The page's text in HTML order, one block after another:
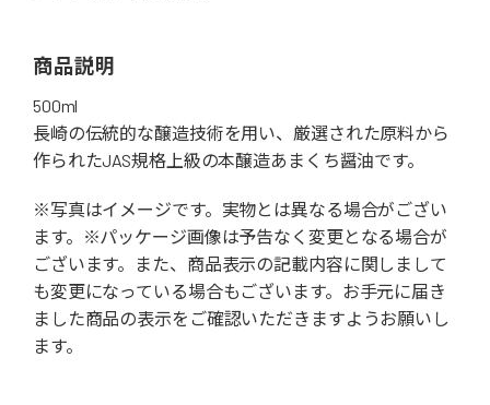
商品説明
500ml
長崎の伝統的な醸造技術を用い、厳選された原料から
作られたJAS規格上級の本醸造あまくち醤油です。
※写真はイメージです。実物とは異なる場合がござい
ます。※パッケージ画像は予告なく変更となる場合が
ございます。また、商品表示の記載内容に関しまして
も変更になっている場合もございます。お手元に届き
ました商品の表示をご確認いただきますようお願いし
ます。